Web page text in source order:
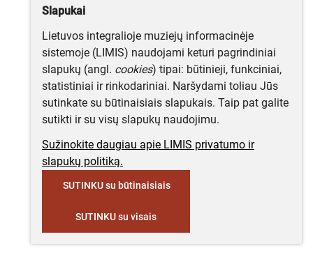
Slapukai
Lietuvos integralioje muziejų informacinėje
sistemoje (LIMIS) naudojami keturi pagrindiniai
slapukų (angl. cookies) tipai: būtinieji, funkciniai,
statistiniai ir rinkodariniai. Naršydami toliau Jūs
sutinkate su būtinaisiais slapukais. Taip pat galite
sutikti ir su visų slapukų naudojimu.
Sužinokite daugiau apie LIMIS privatumo ir
slapukų politiką.
SUTINKU su būtinaisiais
SUTINKU su visais